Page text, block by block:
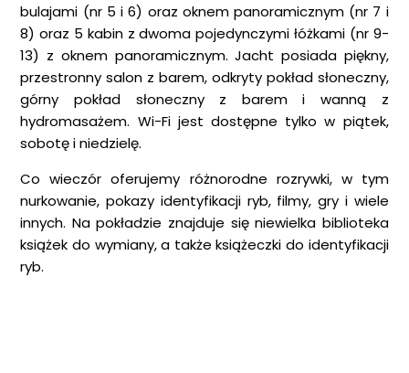
bulajami (nr 5 i 6) oraz oknem panoramicznym (nr 7 i
8) oraz 5 kabin z dwoma pojedynczymi łóżkami (nr 9-
13) z oknem panoramicznym. Jacht posiada piękny,
przestronny salon z barem, odkryty pokład słoneczny,
górny pokład słoneczny z barem i wanną z
hydromasażem. Wi-Fi jest dostępne tylko w piątek,
sobotę i niedzielę.
Co wieczór oferujemy różnorodne rozrywki, w tym
nurkowanie, pokazy identyfikacji ryb, filmy, gry i wiele
innych. Na pokładzie znajduje się niewielka biblioteka
książek do wymiany, a także książeczki do identyfikacji
ryb.